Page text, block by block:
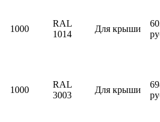
1000
RAL
1014
Для крыши
1000
RAL
3003
Для крыши